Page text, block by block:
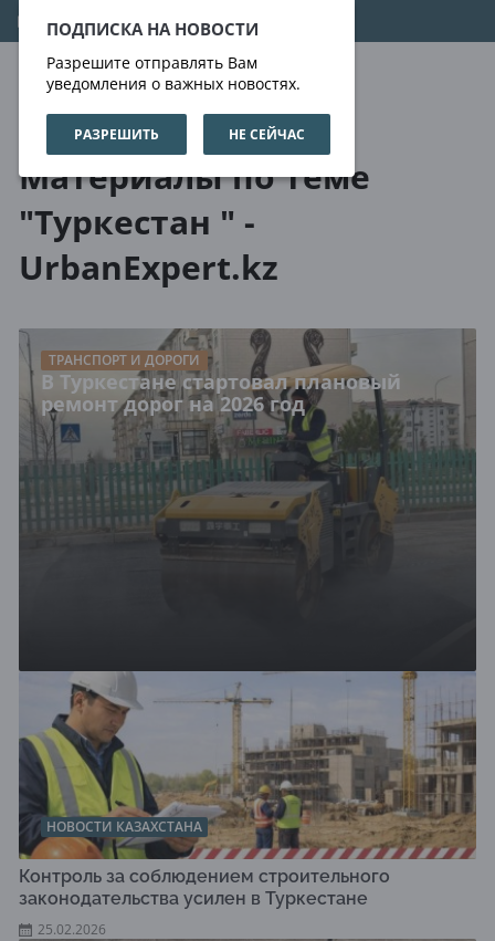
ПОДПИСКА НА НОВОСТИ
Разрешите отправлять Вам
уведомления о важных новостях.
РАЗРЕШИТЬ НЕ СЕЙЧАС
06.08.2026 08:07:25
О нас Метки
Материалы по теме
"Туркестан " -
UrbanExpert.kz
ТРАНСПОРТ И ДОРОГИ
В Туркестане стартовал плановый
ремонт дорог на 2026 год
НОВОСТИ КАЗАХСТАНА
Контроль за соблюдением строительного
законодательства усилен в Туркестане
25.02.2026